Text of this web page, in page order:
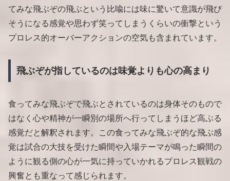
てみな飛ぶぞの飛ぶという比喩には味に驚いて意識が飛び
そうになる感覚や思わず笑ってしまうくらいの衝撃という
プロレス的オーバーアクションの空気も含まれています。
飛ぶぞが指しているのは味覚よりも心の高まり
食ってみな飛ぶぞで飛ぶとされているのは身体そのもので
はなく心や精神が一瞬別の場所へ行ってしまうほど高ぶる
感覚だと解釈されます。この食ってみな飛ぶぞ的な飛ぶ感
覚は試合の大技を受けた瞬間や入場テーマが鳴った瞬間の
ように観る側の心が一気に持っていかれるプロレス観戦の
興奮とも重なって感じられます。